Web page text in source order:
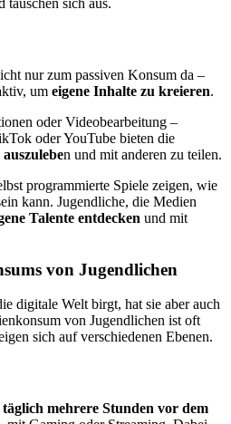
tauschen sich aus.
nur zum passiven Konsum da –
um eigene Inhalte zu kreieren.
oder Videobearbeitung –
oder YouTube bieten die
n und mit anderen zu teilen.
programmierte Spiele zeigen, wie
kann. Jugendliche, die Medien
Talente entdecken und mit
von Jugendlichen
digitale Welt birgt, hat sie aber auch
von Jugendlichen ist oft
sich auf verschiedenen Ebenen.
täglich mehrere Stunden vor dem